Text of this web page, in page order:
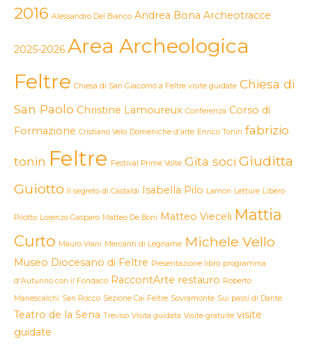
2016 Alessandro Del Bianco Andrea Bona Archeotracce
2025-2026 Area Archeologica
Feltre Chiesa di San Giacomo a Feltre visite guidate Chiesa di
San Paolo Christine Lamoureux Conferenza Corso di
Formazione Cristiano Velo Domeniche d'arte Enrico Tonin fabrizio
tonin Feltre Festival Prime Volte Gita soci Giuditta
Guiotto Il segreto di Castaldi Isabella Pilo Lamon Letture Libero
Pilotto Lorenzo Gasparo Matteo De Boni Matteo Vieceli Mattia
Curto Mauro Viani Mercanti di Legname Michele Vello
Museo Diocesano di Feltre Presentazione libro programma
d'Autunno con il Fondaco RaccontArte restauro Roberto
Manescalchi San Rocco Sezione Cai Feltre Sovramonte Sui passi di Dante
Teatro de la Sena Treviso Visita guidata Visite gratuite visite
guidate